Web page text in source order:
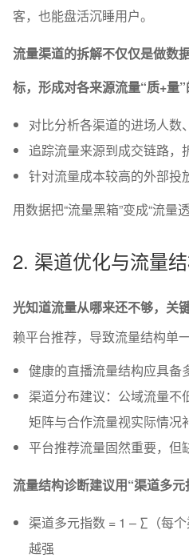
客，也能盘活沉睡用户。
流量渠道的拆解不仅仅是做数
标，形成对各来源流量“质+量”
对比分析各渠道的进场人数
追踪流量来源到成交链路，
针对流量成本较高的外部投
用数据把“流量黑箱”变成“流量
2. 渠道优化与流量
光知道流量从哪来还不够，关
赖平台推荐，导致流量结构单
健康的直播流量结构应具备
渠道分布建议：公域流量不
矩阵与合作流量视实际情况
平台推荐流量固然重要，但
流量结构诊断建议用“渠道多元
渠道多元指数 = 1 – ∑（每
越强